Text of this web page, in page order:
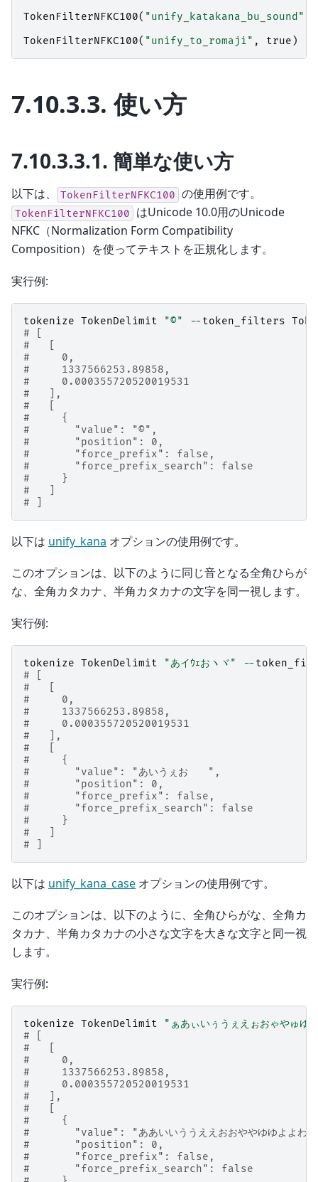
TokenFilterNFKC100( "unify_katakana_bu_sound"
TokenFilterNFKC100( "unify_to_romaji" , true )
7.10.3.3.使い方
7.10.3.3.1. 簡単な使い方
以下は、 TokenFilterNFKC100 の使用例です。
TokenFilterNFKC100
はUnicode 10.0用のUnicode
NFKC（Normalization Form Compatibility
Composition）を使ってテキストを正規化します。
実行例:
tokenize TokenDelimit "©" -- token_filters
# [
#   [
#     0,
#     1337566253.89858,
#     0.000355720520019531
#   ],
#   [
#     {
#       "value": "©",
#       "position": 0,
#       "force_prefix": false,
#       "force_prefix_search": false
#     }
#   ]
# ]
以下は unify_kana オプションの使用例です。
このオプションは、以下のように同じ音となる全角ひらが
な、全角カタカナ、半角カタカナの文字を同一視します。
実行例:
tokenize TokenDelimit "あイｳｪおヽヾ" --
# [
#   [
#     0,
#     1337566253.89858,
#     0.000355720520019531
#   ],
#   [
#     {
#       "value": "あいうぇおゝゞ",
#       "position": 0,
#       "force_prefix": false,
#       "force_prefix_search": false
#     }
#   ]
# ]
以下は unify_kana_case オプションの使用例です。
このオプションは、以下のように、全角ひらがな、全角カ
タカナ、半角カタカナの小さな文字を大きな文字と同一視
します。
実行例:
tokenize TokenDelimit
"ぁあぃいぅうぇえぉおゃやゅゆ
# [
#   [
#     0,
#     1337566253.89858,
#     0.000355720520019531
#   ],
#   [
#     {
#       "value": "ああいいううええおおややゆゆよよわわ
#       "position": 0,
#       "force_prefix": false,
#       "force_prefix_search": false